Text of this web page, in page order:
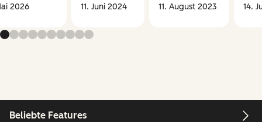
2026 11. Juni 2024 11. August 2023 14.
Beliebte Features